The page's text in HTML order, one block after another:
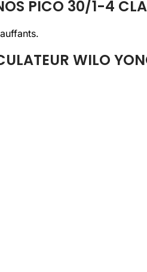
PICO 30/1-4
WILO